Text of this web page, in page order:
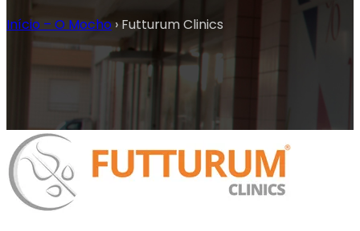
Início – O Mocho› Futturum Clinics